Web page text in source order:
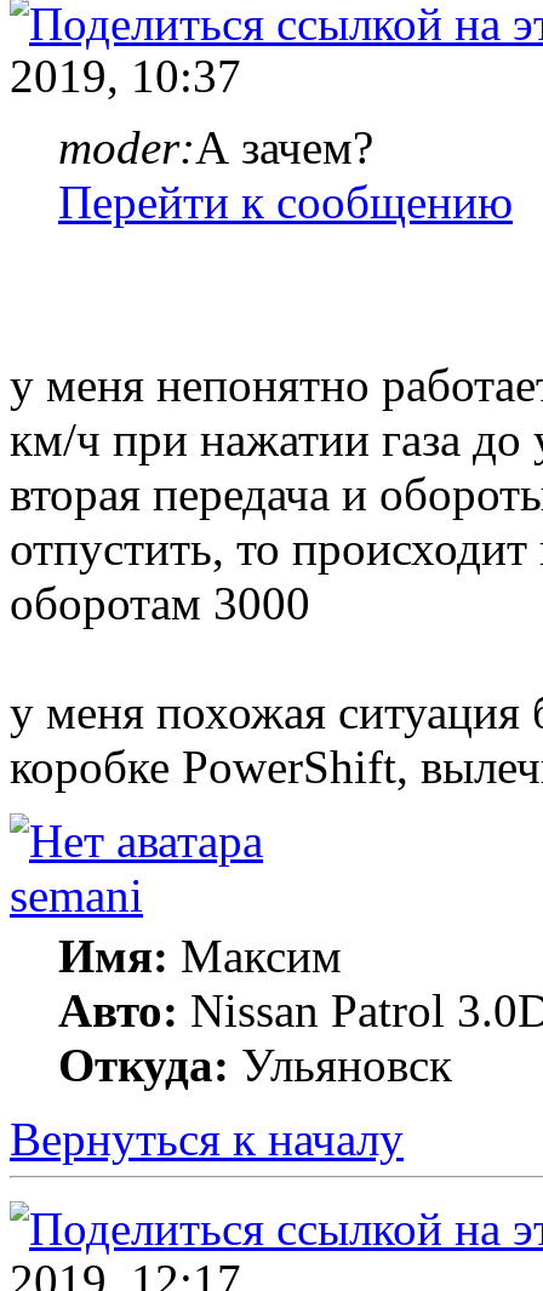
2019, 10:37
moder:А зачем?
Перейти к сообщению
у меня непонятно
км/ч при нажатии газа до
вторая передача и
отпустить, то
оборотам 3000
у меня похожая ситуация
коробке PowerShift,
semani
Имя: Максим
Авто: Nissan Patrol
Откуда: Ульяновск
Вернуться к началу
2019, 12:17